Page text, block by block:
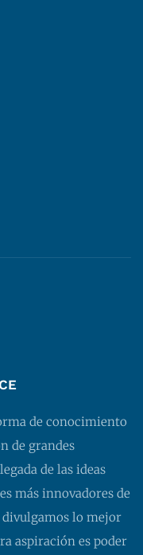
de conocimiento
de grandes
de las ideas
más innovadores de
lo mejor
aspiración es poder